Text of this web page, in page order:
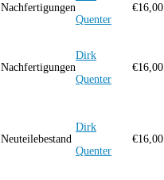
Nachfertigungen
Quenter
€16,00
Nachfertigungen
Dirk
Quenter
€16,00
Neuteilebestand
Dirk
Quenter
€16,00